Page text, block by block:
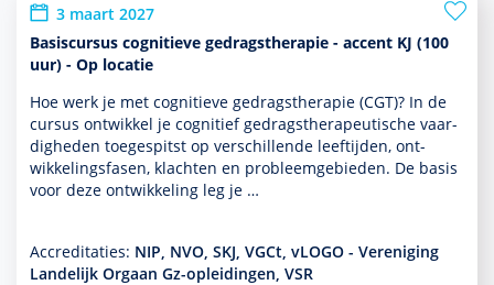
3 maart 2027
Basiscursus cognitieve gedragstherapie - accent KJ (100
uur) - Op locatie
Hoe werk je met cogni­tieve gedrags­thera­pie (CGT)? In de
cursus ontwik­kel je cognitief gedrags­thera­peu­tische vaar­
dig­heden toegespitst op ver­schil­lende leeftijden, ont­
wikke­lingsfasen, klachten en probleemgebieden. De basis
voor deze ont­wikke­ling leg je …
Accreditaties: NIP, NVO, SKJ, VGCt, vLOGO - Vereniging
Landelijk Orgaan Gz-opleidingen, VSR